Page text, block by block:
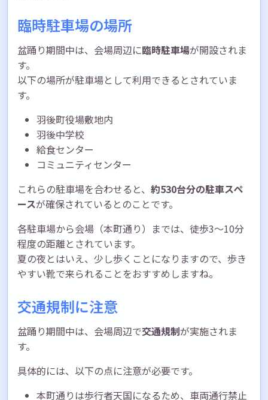
臨時駐車場の場所
盆踊り期間中は、会場周辺に臨時駐車場が開設されま
す。
以下の場所が駐車場として利用できるとされていま
す。
羽後町役場敷地内
羽後中学校
給食センター
コミュニティセンター
これらの駐車場を合わせると、 約530台分の駐車スペ
ースが確保されているとのことです。
各駐車場から会場（本町通り）までは、徒歩3～10分
程度の距離とされています。
夏の夜とはいえ、少し歩くことになりますので、歩き
やすい靴で来られることをおすすめしますね。
交通規制に注意
盆踊り期間中は、会場周辺で交通規制が実施されま
す。
具体的には、以下の点に注意が必要です。
本町通りは歩行者天国になるため、車両通行禁止